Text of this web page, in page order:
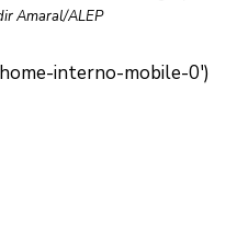
Amaral/ALEP